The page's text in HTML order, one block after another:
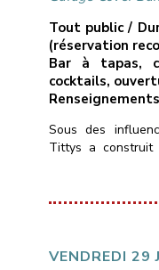
Tout public /
(réservation
Bar à tapas,
cocktails,
Sous des
Tittys a construit
atypiques,
blues rock de
Marins d’Eau
VENDREDI 29